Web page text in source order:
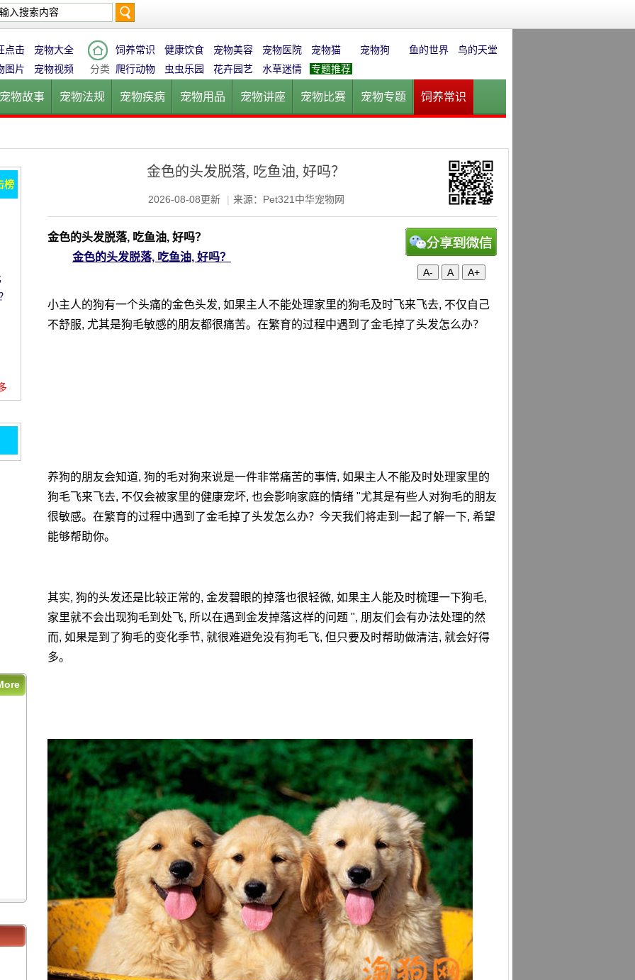
索
点击
宠物大全
图片
宠物视频 分类
饲养常识 健康饮食 宠物美容 宠物医院 宠物猫 宠物狗 鱼的世界
鸟的天堂
爬行动物
虫虫乐园 花卉园艺 水草迷情 专题推荐
宠物故事 宠物法规 宠物疾病 宠物用品 宠物讲座 宠物比赛 宠物专题 饲养常识
金色的头发脱落, 吃鱼油, 好吗？
2026-08-08更新 | 来源：Pet321中华宠物网
A- A A+
金色的头发脱落, 吃鱼油, 好吗？
金色的头发脱落, 吃鱼油, 好吗？
小主人的狗有一个头痛的金色头发, 如果主人不能处理家里的狗毛及时飞来飞去, 不仅自己
不舒服, 尤其是狗毛敏感的朋友都很痛苦。在繁育的过程中遇到了金毛掉了头发怎么办？
养狗的朋友会知道, 狗的毛对狗来说是一件非常痛苦的事情, 如果主人不能及时处理家里的
狗毛飞来飞去, 不仅会被家里的健康宠坏, 也会影响家庭的情绪 "尤其是有些人对狗毛的朋友
很敏感。在繁育的过程中遇到了金毛掉了头发怎么办？今天我们将走到一起了解一下, 希望
能够帮助你。
其实, 狗的头发还是比较正常的, 金发碧眼的掉落也很轻微, 如果主人能及时梳理一下狗毛,
家里就不会出现狗毛到处飞, 所以在遇到金发掉落这样的问题 ", 朋友们会有办法处理的然
而, 如果是到了狗毛的变化季节, 就很难避免没有狗毛飞, 但只要及时帮助做清洁, 就会好得
多。
榜